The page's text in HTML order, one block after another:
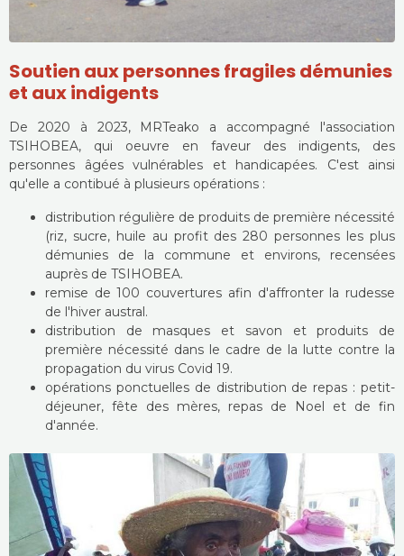
Soutien aux personnes fragiles démunies
et aux indigents
De 2020 à 2023, MRTeako a accompagné l'association
TSIHOBEA, qui oeuvre en faveur des indigents, des
personnes âgées vulnérables et handicapées. C'est ainsi
qu'elle a contibué à plusieurs opérations :
distribution régulière de produits de première nécessité
(riz, sucre, huile au profit des 280 personnes les plus
démunies de la commune et environs, recensées
auprès de TSIHOBEA.
remise de 100 couvertures afin d'affronter la rudesse
de l'hiver austral.
distribution de masques et savon et produits de
première nécessité dans le cadre de la lutte contre la
propagation du virus Covid 19.
opérations ponctuelles de distribution de repas : petit-
déjeuner, fête des mères, repas de Noel et de fin
d'année.